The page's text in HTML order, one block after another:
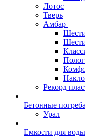
Лотос
Тверь
Амбар
Рекорд
Бетонные погреба
Урал
Емкости для воды